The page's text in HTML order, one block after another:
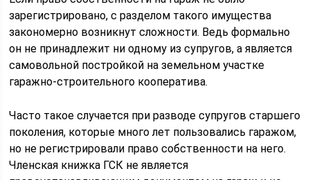
зарегистрировано, с разделом такого имущества
закономерно возникнут сложности. Ведь формально
он не принадлежит ни одному из супругов, а является
самовольной постройкой на земельном участке
гаражно-строительного кооператива.
Часто такое случается при разводе супругов старшего
поколения, которые много лет пользовались гаражом,
но не регистрировали право собственности на него.
Членская книжка ГСК не является